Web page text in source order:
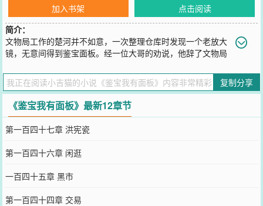
加入书架
点击阅读
简介：
文物局工作的楚河并不如意，一次整理仓库时发现一个老放大
镜，无意间得到鉴宝面板。经一位大哥的劝说，他辞了文物局
物，财富唾手可得！
您要是觉得《鉴宝我有面板》还不错的话请不要忘记向您QQ群和微博
微信里的朋友推荐哦！
复制分享
《鉴宝我有面板》最新12章节
第一百四十七章 洪宪瓷
第一百四十六章 闲逛
一百四十五章 黑市
第一百四十四章 交易